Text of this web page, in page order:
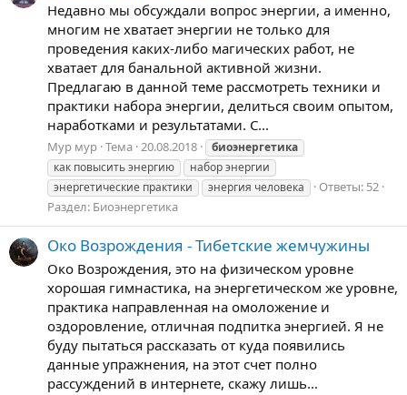
Недавно мы обсуждали вопрос энергии, а именно,
многим не хватает энергии не только для
проведения каких-либо магических работ, не
хватает для банальной активной жизни.
Предлагаю в данной теме рассмотреть техники и
практики набора энергии, делиться своим опытом,
наработками и результатами. С...
Мур мур Тема 20.08.2018
биоэнергетика
как повысить энергию
набор энергии
энергетические практики
энергия человека
Ответы: 52
Раздел: Биоэнергетика
Око Возрождения - Тибетские жемчужины
Око Возрождения, это на физическом уровне
хорошая гимнастика, на энергетическом же уровне,
практика направленная на омоложение и
оздоровление, отличная подпитка энергией. Я не
буду пытаться рассказать от куда появились
данные упражнения, на этот счет полно
рассуждений в интернете, скажу лишь...